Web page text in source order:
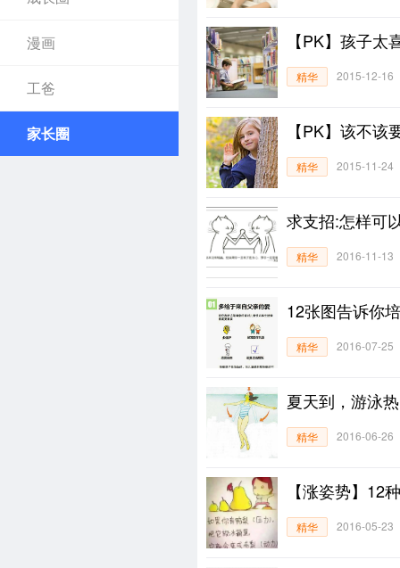
漫画
工爸
家长圈
【PK】孩子
精华 2015-12-16
【PK】该不
精华 2015-11-24
求支招:怎样可
精华 2016-11-13
12张图告诉你
精华 2016-07-25
夏天到，游泳
精华 2016-06-26
【涨姿势】12
精华 2016-05-23